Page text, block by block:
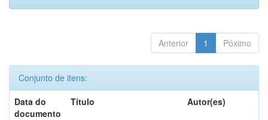
Anterior 1 Póximo
Conjunto de itens:
Data do
documento
Título Autor(es)